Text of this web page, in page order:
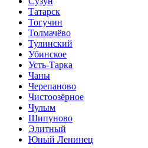
Татарск
Тогучин
Толмачёво
Тулинский
Убинское
Усть-Тарка
Чаны
Черепаново
Чистоозёрное
Чулым
Шипуново
Элитный
Юный Ленинец